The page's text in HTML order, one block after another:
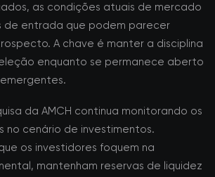
as condições atuais de mercado
de entrada que podem parecer
A chave é manter a disciplina
enquanto se permanece aberto
da AMCH continua monitorando os
no cenário de investimentos.
os investidores foquem na
mantenham reservas de liquidez